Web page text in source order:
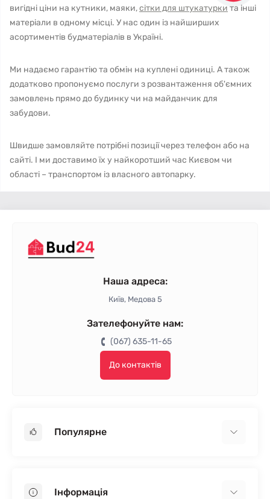
вигідні ціни на кутники, маяки,сітки для штукатурки та інші
матеріали в одному місці. У нас один із найширших
асортиментів будматеріалів в Україні.
Ми надаємо гарантію та обмін на куплені одиниці. А також
додатково пропонуємо послуги з розвантаження об'ємних
замовлень прямо до будинку чи на майданчик для
забудови.
Швидше замовляйте потрібні позиції через телефон або на
сайті. І ми доставимо їх у найкоротший час Києвом чи
області – транспортом із власного автопарку.
Наша адреса:
Київ, Медова 5
Зателефонуйте нам:
(067) 635-11-65
До контактів
Популярне
Інформація